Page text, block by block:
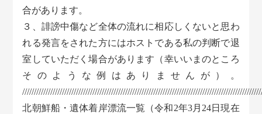
合があります。
３、誹謗中傷など全体の流れに相応しくないと思わ
れる発言をされた方にはホストである私の判断で退
室していただく場合があります（幸いいまのところ
そのような例はありませんが）。
北朝鮮船・遺体着岸漂流一覧（令和2年3月24日現在